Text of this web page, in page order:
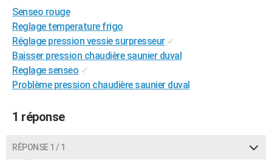
Destinations
City break
Voyage nature
Voyage de noces
Forum
Climat
+PHOTO
GUIDES D'ACHAT
BONS PLANS
CARTE DE VOEUX
Carte de Noël
Carte Bonne année
Carte Saint-Valentin
Carte Pâques
Carte d'anniversaire
DICTIONNAIRE
PROGRAMME TV
Senseo rouge
Reglage temperature frigo
Réglage pression vessie surpresseur ✓
Baisser pression chaudière saunier duval
Reglage senseo ✓
Problème pression chaudière saunier duval
1 réponse
RÉPONSE 1 / 1